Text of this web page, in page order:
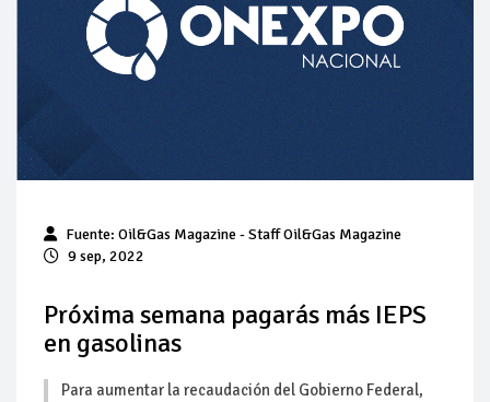
Pierde Pemex 71 millones de pesos al día por
"procesadoras" ilegales
Incertidumbre regulatoria pone a prueba las inversiones de
las Estaciones de Servicio familiares
espera estabilización del mercado
acuerdo de paz
Petróleo continúa su descenso en el mercado internacional
Fuente: Oil&Gas Magazine - Staff Oil&Gas Magazine
9 sep, 2022
Próxima semana pagarás más IEPS
en gasolinas
Para aumentar la recaudación del Gobierno Federal,